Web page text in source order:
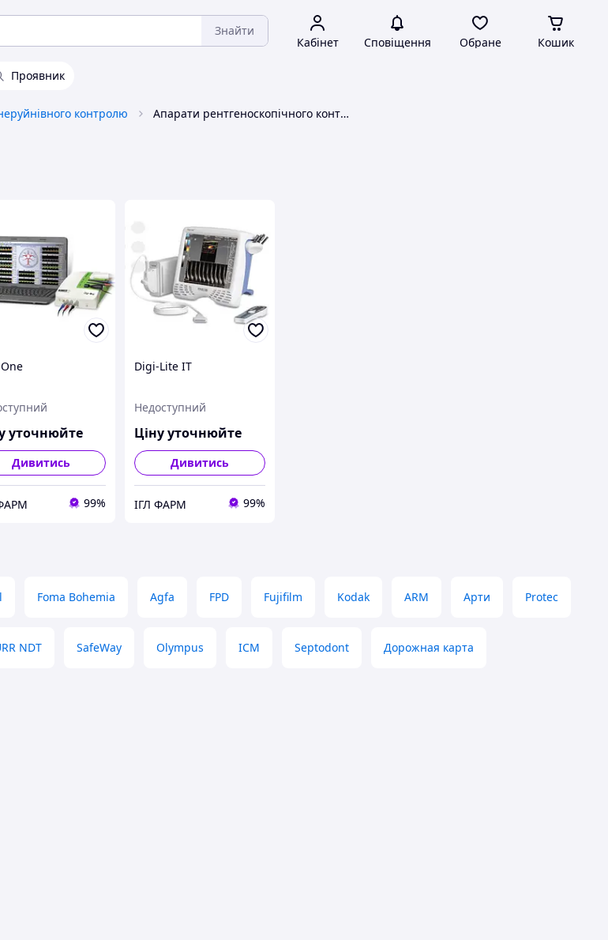
Знайти
Кабінет Сповіщення Обране Кошик
Проявник
контролю Апарати рентгеноскопічного контролю DIGI
уточнюйте
Дивитись
99%
Digi-Lite IT
Недоступний
Ціну уточнюйте
Дивитись
ІГЛ ФАРМ 99%
Foma Bohemia Agfa FPD Fujifilm Kodak ARM Арти Protec
NDT SafeWay Olympus ICM Septodont Дорожная карта